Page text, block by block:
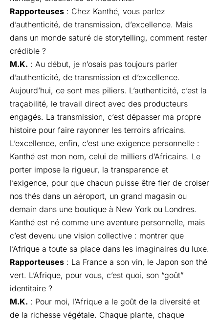
Rapporteuses : Chez Kanthé, vous parlez
d’authenticité, de transmission, d’excellence. Mais
dans un monde saturé de storytelling, comment rester
crédible ?
M.K. : Au début, je n’osais pas toujours parler
d’authenticité, de transmission et d’excellence.
Aujourd’hui, ce sont mes piliers. L’authenticité, c’est la
traçabilité, le travail direct avec des producteurs
engagés. La transmission, c’est dépasser ma propre
histoire pour faire rayonner les terroirs africains.
L’excellence, enfin, c’est une exigence personnelle :
Kanthé est mon nom, celui de milliers d’Africains. Le
porter impose la rigueur, la transparence et
l’exigence, pour que chacun puisse être fier de croiser
nos thés dans un aéroport, un grand magasin ou
demain dans une boutique à New York ou Londres.
Kanthé est né comme une aventure personnelle, mais
c’est devenu une vision collective : montrer que
l’Afrique a toute sa place dans les imaginaires du luxe.
Rapporteuses : La France a son vin, le Japon son thé
vert. L’Afrique, pour vous, c’est quoi, son “goût”
identitaire ?
M.K. : Pour moi, l’Afrique a le goût de la diversité et
de la richesse végétale. Chaque plante, chaque